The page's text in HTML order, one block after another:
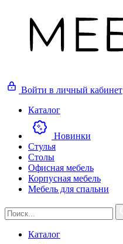
Войти в личный кабинет
Каталог
Новинки
Стулья
Столы
Офисная мебель
Корпусная мебель
Мебель для спальни
Каталог